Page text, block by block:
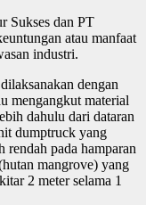
Sukses dan PT
atau manfaat
industri.
dengan
mengangkut material
dahulu dari dataran
dumptruck yang
rendah pada hamparan
mangrove) yang
2 meter selama 1